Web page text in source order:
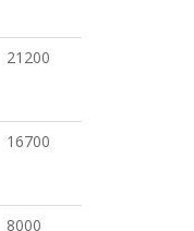
21200
16700
8000